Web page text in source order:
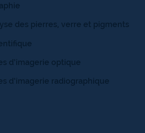
des pierres, verre et pigments
d’imagerie optique
d’imagerie radiographique